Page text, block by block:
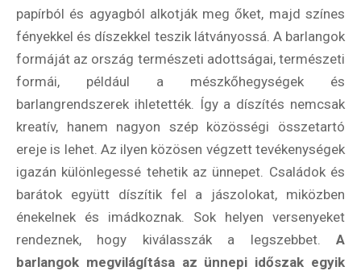
papírból és agyagból alkotják meg őket, majd színes
fényekkel és díszekkel teszik látványossá. A barlangok
formáját az ország természeti adottságai, természeti
formái, például a mészkőhegységek és
barlangrendszerek ihletették. Így a díszítés nemcsak
kreatív, hanem nagyon szép közösségi összetartó
ereje is lehet. Az ilyen közösen végzett tevékenységek
igazán különlegessé tehetik az ünnepet. Családok és
barátok együtt díszítik fel a jászolokat, miközben
énekelnek és imádkoznak. Sok helyen versenyeket
rendeznek, hogy kiválasszák a legszebbet. A
barlangok megvilágítása az ünnepi időszak egyik